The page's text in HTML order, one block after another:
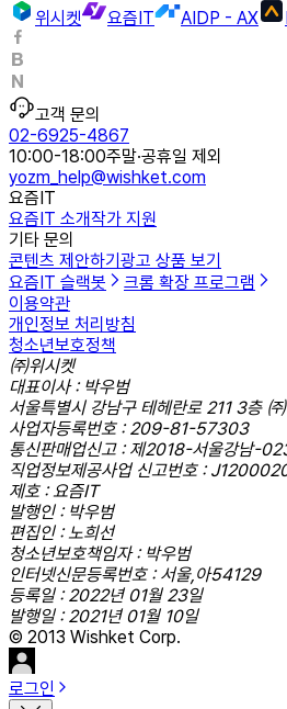
위시켓
요즘IT AIDP - AX
고객 문의
02-6925-4867
10:00-18:00주말·공휴일 제외
yozm_help@wishket.com
요즘IT
요즘IT 소개작가 지원
기타 문의
콘텐츠 제안하기 광고 상품 보기
요즘IT 슬랙봇
크롬 확장 프로그램
이용약관
개인정보 처리방침
청소년보호정책
㈜위시켓
대표이사 : 박우범
서울특별시 강남구 테헤란로 211 3층
사업자등록번호 : 209-81-57303
통신판매업신고 : 제2018-서울강남-
직업정보제공사업 신고번호 :
제호 : 요즘IT
발행인 : 박우범
편집인 : 노희선
청소년보호책임자 : 박우범
인터넷신문등록번호 : 서울,아54129
등록일 : 2022년 01월 23일
발행일 : 2021년 01월 10일
© 2013 Wishket Corp.
로그인